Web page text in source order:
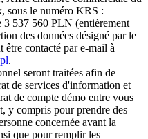
sous le numéro KRS :
3 537 560 PLN (entièrement
des données désigné par le
être contacté par e-mail à
.
seront traitées afin de
de services d'information et
de compte démo entre vous
y compris pour prendre des
concernée avant la
que pour remplir les